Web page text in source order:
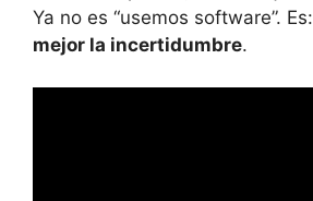
Ya no es “usemos software”. Es:
mejor la incertidumbre.